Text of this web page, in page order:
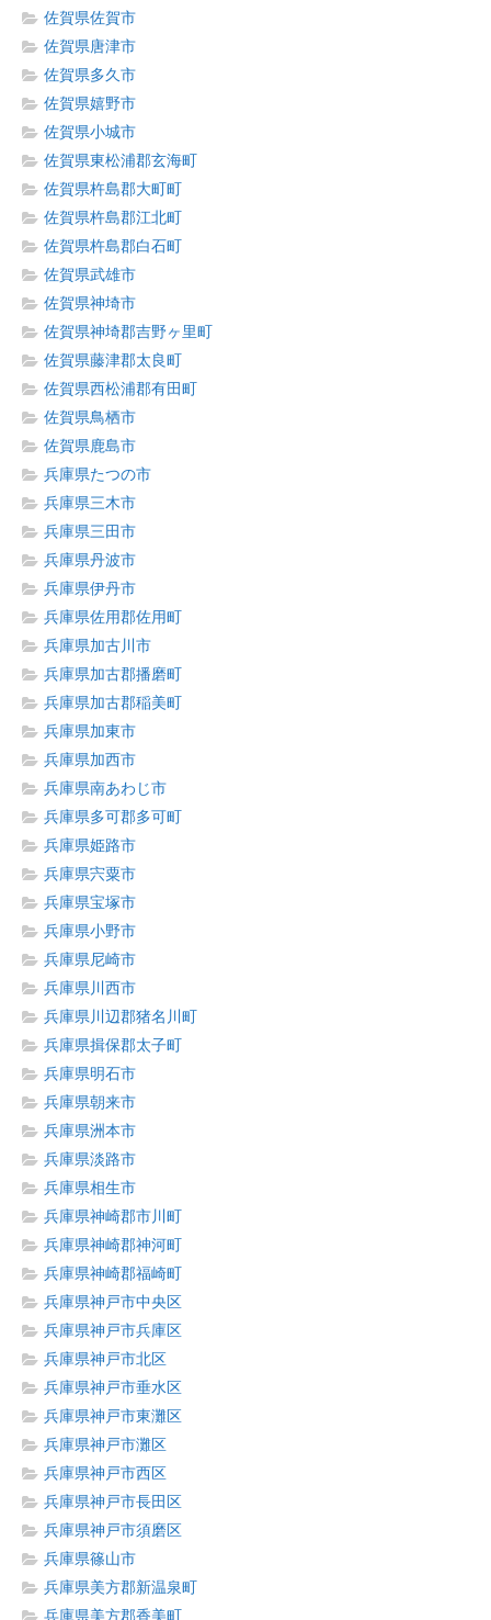
佐賀県佐賀市
佐賀県唐津市
佐賀県多久市
佐賀県嬉野市
佐賀県小城市
佐賀県東松浦郡玄海町
佐賀県杵島郡大町町
佐賀県杵島郡江北町
佐賀県杵島郡白石町
佐賀県武雄市
佐賀県神埼市
佐賀県神埼郡吉野ヶ里町
佐賀県藤津郡太良町
佐賀県西松浦郡有田町
佐賀県鳥栖市
佐賀県鹿島市
兵庫県たつの市
兵庫県三木市
兵庫県三田市
兵庫県丹波市
兵庫県伊丹市
兵庫県佐用郡佐用町
兵庫県加古川市
兵庫県加古郡播磨町
兵庫県加古郡稲美町
兵庫県加東市
兵庫県加西市
兵庫県南あわじ市
兵庫県多可郡多可町
兵庫県姫路市
兵庫県宍粟市
兵庫県宝塚市
兵庫県小野市
兵庫県尼崎市
兵庫県川西市
兵庫県川辺郡猪名川町
兵庫県揖保郡太子町
兵庫県明石市
兵庫県朝来市
兵庫県洲本市
兵庫県淡路市
兵庫県相生市
兵庫県神崎郡市川町
兵庫県神崎郡神河町
兵庫県神崎郡福崎町
兵庫県神戸市中央区
兵庫県神戸市兵庫区
兵庫県神戸市北区
兵庫県神戸市垂水区
兵庫県神戸市東灘区
兵庫県神戸市灘区
兵庫県神戸市西区
兵庫県神戸市長田区
兵庫県神戸市須磨区
兵庫県篠山市
兵庫県美方郡新温泉町
兵庫県美方郡香美町